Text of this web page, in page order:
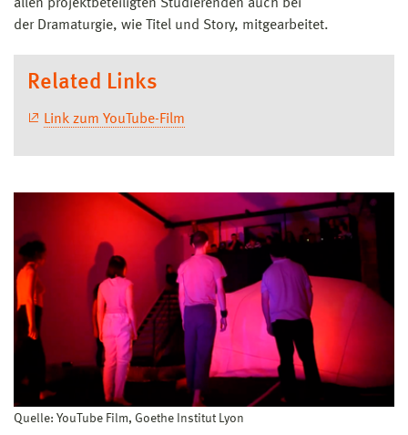
allen projektbeteiligten Studierenden auch bei
der Dramaturgie, wie Titel und Story, mitgearbeitet.
Related Links
Link zum YouTube-Film
Quelle: YouTube Film, Goethe Institut Lyon